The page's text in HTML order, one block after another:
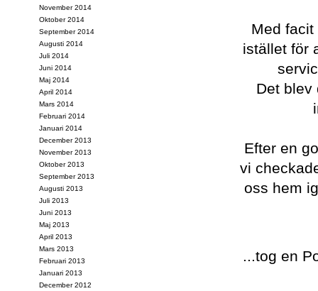
Med
istället för
Det blev
Efter en
vi
oss hem
...tog en
November 2014
Oktober 2014
September 2014
Augusti 2014
Juli 2014
Juni 2014
Maj 2014
April 2014
Mars 2014
Februari 2014
Januari 2014
December 2013
November 2013
Oktober 2013
September 2013
Augusti 2013
Juli 2013
Juni 2013
Maj 2013
April 2013
Mars 2013
Februari 2013
Januari 2013
December 2012